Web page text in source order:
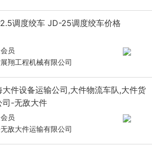
调度绞车 JD-25调度绞车价格
员
翔工程机械有限公司
大件设备运输公司,大件物流车队,大件货
司-无敌大件
员
无敌大件运输有限公司